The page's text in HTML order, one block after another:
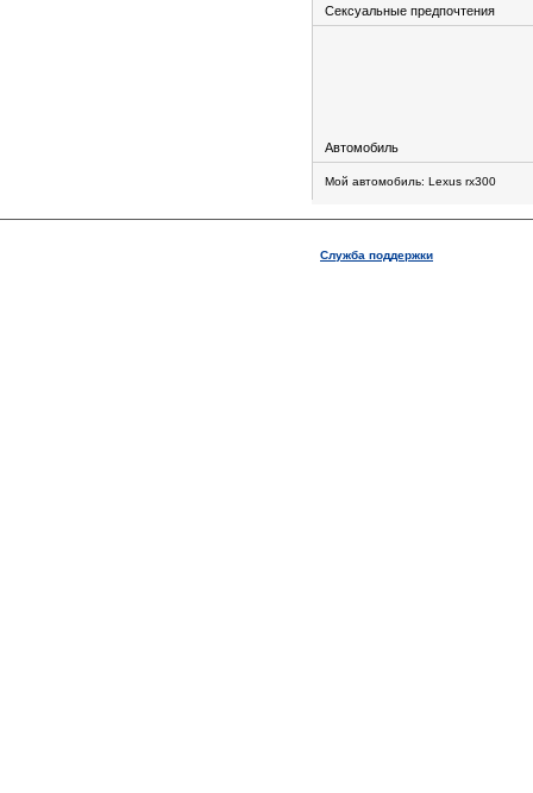
Сексуальные предпочтения
Автомобиль
Мой автомобиль: Lexus rx300
Служба поддержки